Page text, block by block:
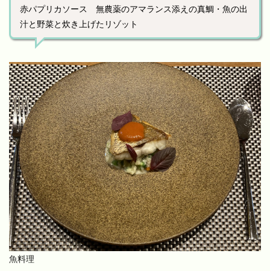
赤パプリカソース 無農薬のアマランス添えの真鯛・魚の出
汁と野菜と炊き上げたリゾット
魚料理